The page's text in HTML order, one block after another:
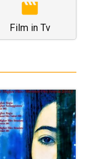
Film in Tv